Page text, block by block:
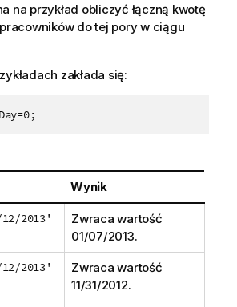
na przykład obliczyć łączną kwotę
do tej pory w ciągu
zakłada się:
Wynik
2013'
Zwraca wartość
01/07/2013.
2013'
Zwraca wartość
11/31/2012.